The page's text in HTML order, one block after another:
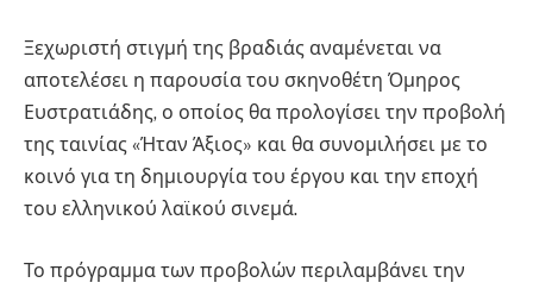
Ξεχωριστή στιγμή της βραδιάς αναμένεται να
αποτελέσει η παρουσία του σκηνοθέτη Όμηρος
Ευστρατιάδης, ο οποίος θα προλογίσει την προβολή
της ταινίας «Ήταν Άξιος» και θα συνομιλήσει με το
κοινό για τη δημιουργία του έργου και την εποχή
του ελληνικού λαϊκού σινεμά.
Το πρόγραμμα των προβολών περιλαμβάνει την